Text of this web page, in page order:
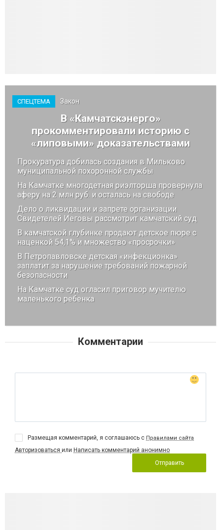
СПЕЦТЕМА Закон
В «Камчатскэнерго»
прокомментировали историю с
«липовыми» доказательствами
Прокуратура добилась создания в Мильково
муниципальной похоронной службы
На Камчатке многодетная риэлторша провернула
аферу на 2 млн руб. и осталась на свободе
Дело о ликвидации и запрете организации
Свидетелей Иеговы рассмотрит камчатский суд
В камчатской глубинке продают детское пюре с
наценкой 54,1% и множество «просрочки»
В Петропавловске детская «инфекционка»
заплатит за нарушение требований пожарной
безопасности
На Камчатке суд огласил приговор мучителю
маленького ребенка
Комментарии
Размещая комментарий, я соглашаюсь с Правилами сайта
Авторизоваться или Написать комментарий анонимно
Отправить